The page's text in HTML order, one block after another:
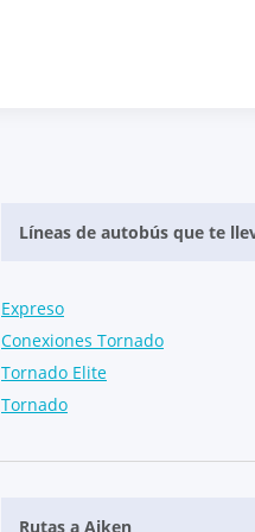
Líneas de autobús que te
Expreso
Conexiones Tornado
Tornado Elite
Tornado
Rutas a Aiken